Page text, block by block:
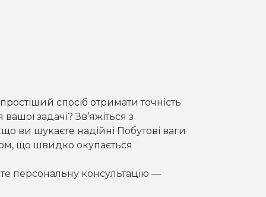
спосіб отримати точність
задачі? Зв’яжіться з
ви шукаєте надійні Побутові ваги
що швидко окупається
персональну консультацію —